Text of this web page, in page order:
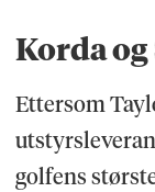
Korda
Ettersom
golfens